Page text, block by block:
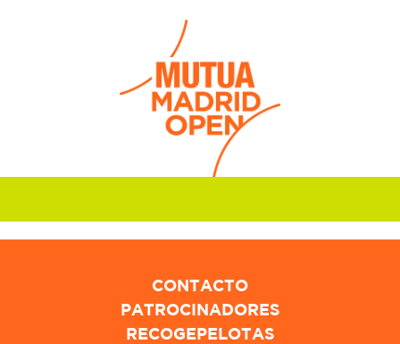
CONTACTO
PATROCINADORES
RECOGEPELOTAS